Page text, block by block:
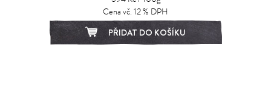
Cena vč. 12 % DPH
PŘIDAT DO KOŠÍKU